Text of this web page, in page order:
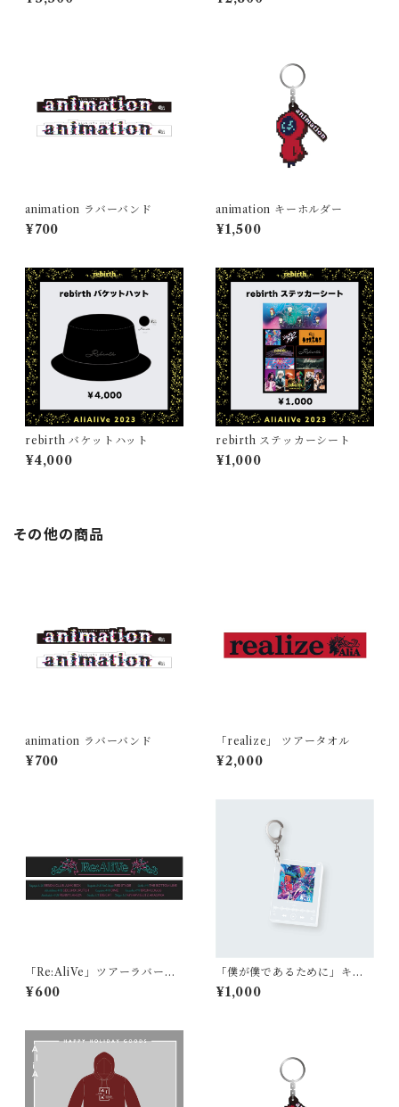
animation ラバーバンド
¥700
animation キーホルダー
¥1,500
rebirth バケットハット
¥4,000
rebirth ステッカーシート
¥1,000
その他の商品
animation ラバーバンド
¥700
「realize」 ツアータオル
¥2,000
「Re:AliVe」ツアーラバーバ
ンド
¥600
「僕が僕であるために」キー
ホルダー
¥1,000